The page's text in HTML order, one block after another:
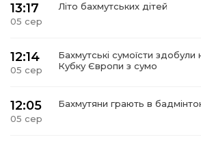
13:17
05 сер
Літо бахмутських дітей
12:14
05 сер
Бахмутські сумоїсти
Кубку Європи з сумо
12:05
05 сер
Бахмутяни грають в